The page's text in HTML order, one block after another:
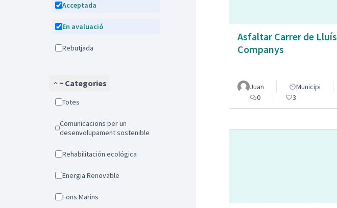
Acceptada
En avaluació
Rebutjada
~ Categories
Totes
Comunicacions per un
desenvolupament sostenible
Rehabilitación ecológica
Energia Renovable
Fons Marins
Asfaltar Carrer de Lluís
Companys
Juan Municipi
0
3